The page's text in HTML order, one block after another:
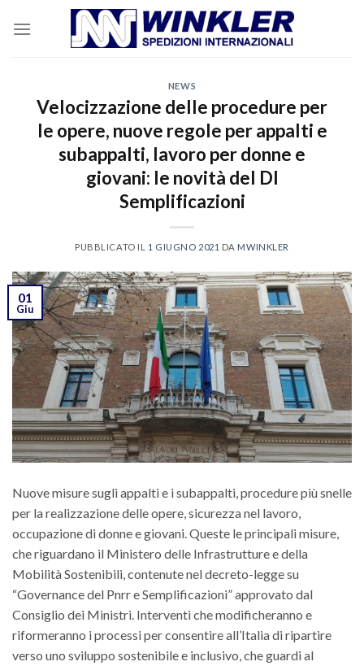
NEWS
Velocizzazione delle procedure per
le opere, nuove regole per appalti e
subappalti, lavoro per donne e
giovani: le novità del Dl
Semplificazioni
PUBBLICATO IL 1 GIUGNO 2021 DA MWINKLER
01
Giu
Nuove misure sugli appalti e i subappalti, procedure più snelle
per la realizzazione delle opere, sicurezza nel lavoro,
occupazione di donne e giovani. Queste le principali misure,
che riguardano il Ministero delle Infrastrutture e della
Mobilità Sostenibili, contenute nel decreto-legge su
“Governance del Pnrr e Semplificazioni” approvato dal
Consiglio dei Ministri. Interventi che modificheranno e
riformeranno i processi per consentire all’Italia di ripartire
verso uno sviluppo sostenibile e inclusivo, che guardi al